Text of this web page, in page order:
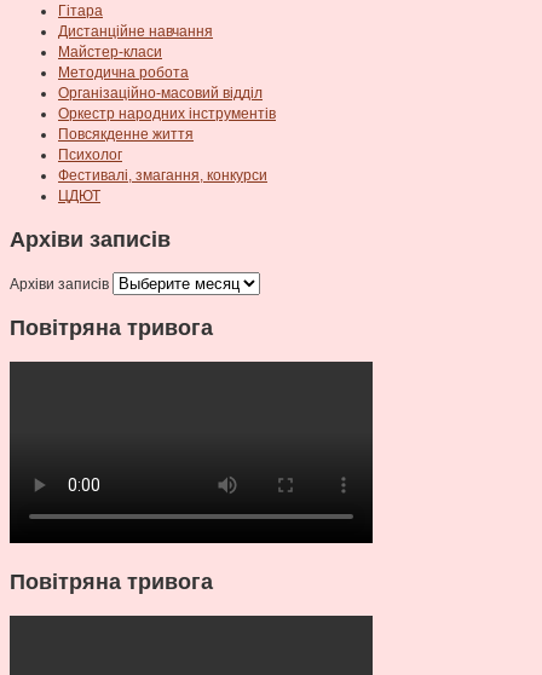
Гітара
Дистанційне навчання
Майстер-класи
Методична робота
Організаційно-масовий відділ
Оркестр народних інструментів
Повсякденне життя
Психолог
Фестивалі, змагання, конкурси
ЦДЮТ
Архіви записів
Архіви записів
Повітряна тривога
Повітряна тривога